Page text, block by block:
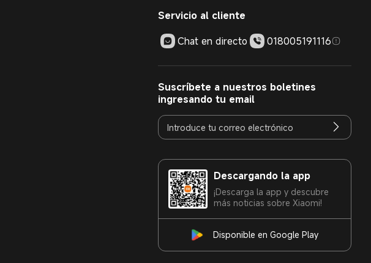
Servicio al cliente
Chat en directo
018005191116
Suscríbete a nuestros boletines
ingresando tu email
Descargando la app
¡Descarga la app y descubre
más noticias sobre Xiaomi!
Disponible en Google Play